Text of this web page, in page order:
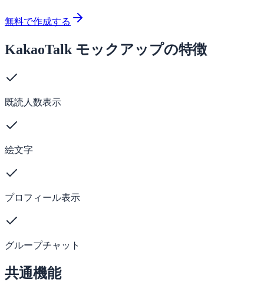
無料で作成する
KakaoTalk モックアップの特徴
既読人数表示
絵文字
プロフィール表示
グループチャット
共通機能